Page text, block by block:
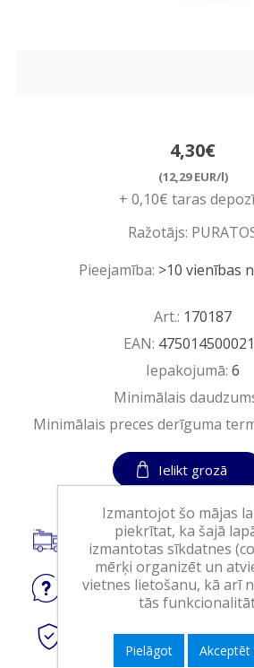
4,30€
(12,29 EUR/l)
+ 0,10€ taras
Ražotājs:
Pieejamība: >10 vienības
Art.: 170187
EAN:
Iepakojumā:6
Minimālais
Minimālais preces derīguma
Ielikt grozā
Piegāde visā
Jautājietpar
Drošitiešsaistes
Izmantojot šo mājas
piekrītat, ka šajā
izmantotas sīkdatnes
mērķi organizēt un
vietnes lietošanu, kā arī
tās
Pielāgot Akceptēt